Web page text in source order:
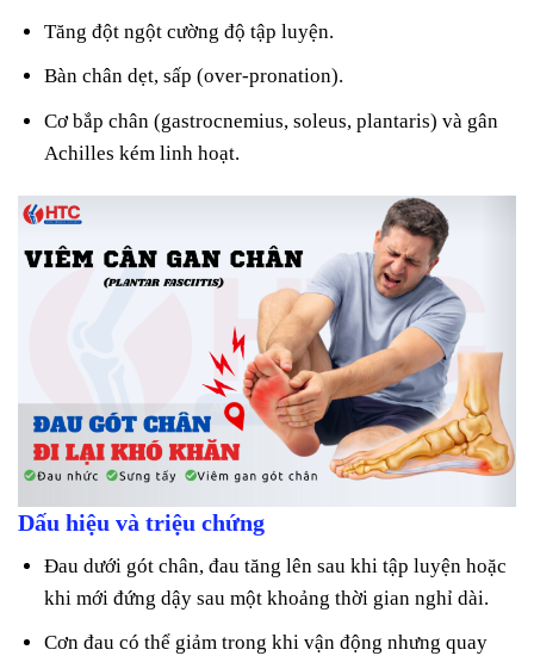
Tăng đột ngột cường độ tập luyện.
Bàn chân dẹt, sấp (over-pronation).
Cơ bắp chân (gastrocnemius, soleus, plantaris) và gân
Achilles kém linh hoạt.
Dấu hiệu và triệu chứng
Đau dưới gót chân, đau tăng lên sau khi tập luyện hoặc
khi mới đứng dậy sau một khoảng thời gian nghỉ dài.
Cơn đau có thể giảm trong khi vận động nhưng quay